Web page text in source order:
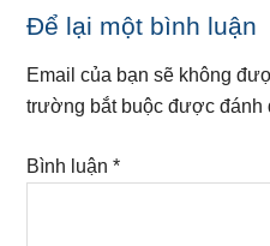
Reader
Interactions
Để lại một bình luận
Email của bạn sẽ không
trường bắt buộc được đánh
Bình luận*